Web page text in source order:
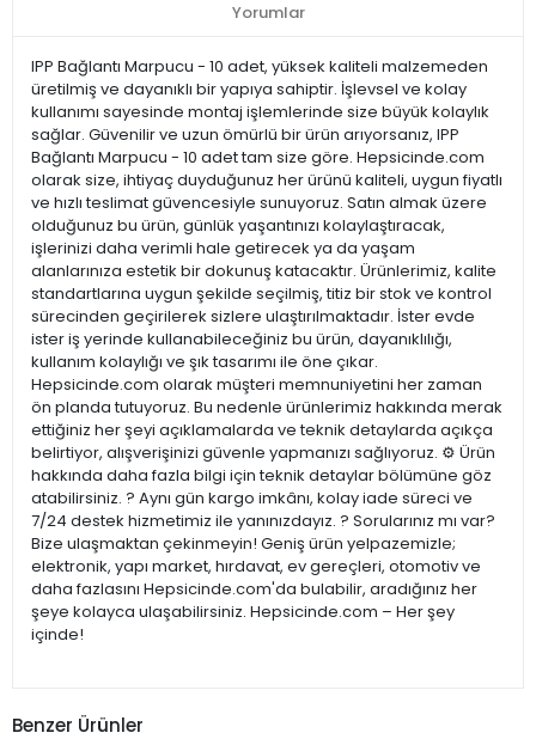
Yorumlar
IPP Bağlantı Marpucu - 10 adet, yüksek kaliteli malzemeden
üretilmiş ve dayanıklı bir yapıya sahiptir. İşlevsel ve kolay
kullanımı sayesinde montaj işlemlerinde size büyük kolaylık
sağlar. Güvenilir ve uzun ömürlü bir ürün arıyorsanız, IPP
Bağlantı Marpucu - 10 adet tam size göre. Hepsicinde.com
olarak size, ihtiyaç duyduğunuz her ürünü kaliteli, uygun fiyatlı
ve hızlı teslimat güvencesiyle sunuyoruz. Satın almak üzere
olduğunuz bu ürün, günlük yaşantınızı kolaylaştıracak,
işlerinizi daha verimli hale getirecek ya da yaşam
alanlarınıza estetik bir dokunuş katacaktır. Ürünlerimiz, kalite
standartlarına uygun şekilde seçilmiş, titiz bir stok ve kontrol
sürecinden geçirilerek sizlere ulaştırılmaktadır. İster evde
ister iş yerinde kullanabileceğiniz bu ürün, dayanıklılığı,
kullanım kolaylığı ve şık tasarımı ile öne çıkar.
Hepsicinde.com olarak müşteri memnuniyetini her zaman
ön planda tutuyoruz. Bu nedenle ürünlerimiz hakkında merak
ettiğiniz her şeyi açıklamalarda ve teknik detaylarda açıkça
belirtiyor, alışverişinizi güvenle yapmanızı sağlıyoruz. ⚙️ Ürün
hakkında daha fazla bilgi için teknik detaylar bölümüne göz
atabilirsiniz. ? Aynı gün kargo imkânı, kolay iade süreci ve
7/24 destek hizmetimiz ile yanınızdayız. ? Sorularınız mı var?
Bize ulaşmaktan çekinmeyin! Geniş ürün yelpazemizle;
elektronik, yapı market, hırdavat, ev gereçleri, otomotiv ve
daha fazlasını Hepsicinde.com'da bulabilir, aradığınız her
şeye kolayca ulaşabilirsiniz. Hepsicinde.com – Her şey
içinde!
Benzer Ürünler